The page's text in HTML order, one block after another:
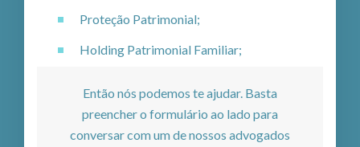
Proteção Patrimonial;
Holding Patrimonial Familiar;
Então nós podemos te ajudar. Basta
preencher o formulário ao lado para
conversar com um de nossos advogados